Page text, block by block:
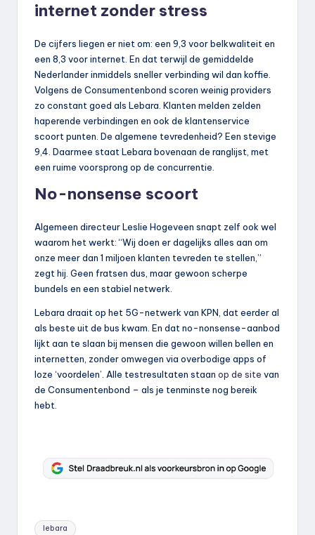
internet zonder stress
De cijfers liegen er niet om: een 9,3 voor belkwaliteit en
een 8,3 voor internet. En dat terwijl de gemiddelde
Nederlander inmiddels sneller verbinding wil dan koffie.
Volgens de Consumentenbond scoren weinig providers
zo constant goed als Lebara. Klanten melden zelden
haperende verbindingen en ook de klantenservice
scoort punten. De algemene tevredenheid? Een stevige
9,4. Daarmee staat Lebara bovenaan de ranglijst, met
een ruime voorsprong op de concurrentie.
No-nonsense scoort
Algemeen directeur Leslie Hogeveen snapt zelf ook wel
waarom het werkt: “Wij doen er dagelijks alles aan om
onze meer dan 1 miljoen klanten tevreden te stellen,”
zegt hij. Geen fratsen dus, maar gewoon scherpe
bundels en een stabiel netwerk.
Lebara draait op het 5G-netwerk van KPN, dat eerder al
als beste uit de bus kwam. En dat no-nonsense-aanbod
lijkt aan te slaan bij mensen die gewoon willen bellen en
internetten, zonder omwegen via overbodige apps of
loze ‘voordelen’. Alle testresultaten staan op de site van
de Consumentenbond – als je tenminste nog bereik
hebt.
Tags:
lebara